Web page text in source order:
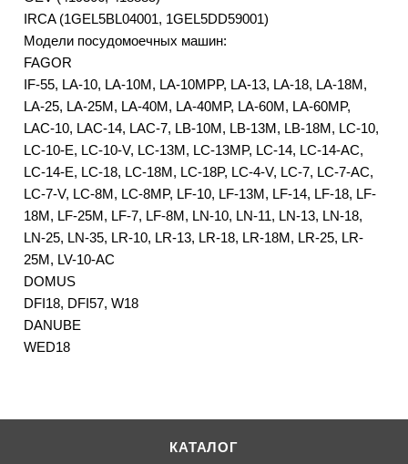
IRCA (1GEL5BL04001, 1GEL5DD59001)
Модели посудомоечных машин:
FAGOR
IF-55, LA-10, LA-10M, LA-10MPP, LA-13, LA-18, LA-18M,
LA-25, LA-25M, LA-40M, LA-40MP, LA-60M, LA-60MP,
LAC-10, LAC-14, LAC-7, LB-10M, LB-13M, LB-18M, LC-10,
LC-10-E, LC-10-V, LC-13M, LC-13MP, LC-14, LC-14-AC,
LC-14-E, LC-18, LC-18M, LC-18P, LC-4-V, LC-7, LC-7-AC,
LC-7-V, LC-8M, LC-8MP, LF-10, LF-13M, LF-14, LF-18, LF-
18M, LF-25M, LF-7, LF-8M, LN-10, LN-11, LN-13, LN-18,
LN-25, LN-35, LR-10, LR-13, LR-18, LR-18M, LR-25, LR-
25M, LV-10-AC
DOMUS
DFI18, DFI57, W18
DANUBE
WED18
КАТАЛОГ